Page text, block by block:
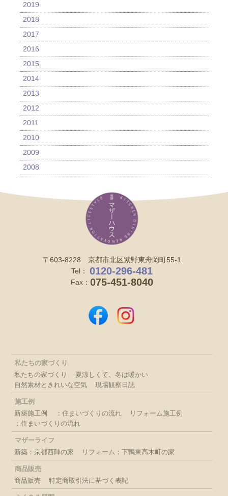
2019
2018
2017
2016
2015
2014
2013
2012
2011
2010
2009
2008
〒603-8228 京都市北区紫野東舟岡町55-1
Tel：
0120-296-481
Fax： 075-451-8040
私たちの家づくり
私たちの家づくり
夏涼しくて、冬は暖かい
自然素材ときれいな空気
現場観察日誌
施工例
新築施工例
：住まいづくりの流れ
リフォーム施工例
：住まいづくりの流れ
マザーライフ
新築：京都西陣の家
リフォーム：下鴨東高木町の家
商品販売
商品販売
特定商取引法に基づく表記